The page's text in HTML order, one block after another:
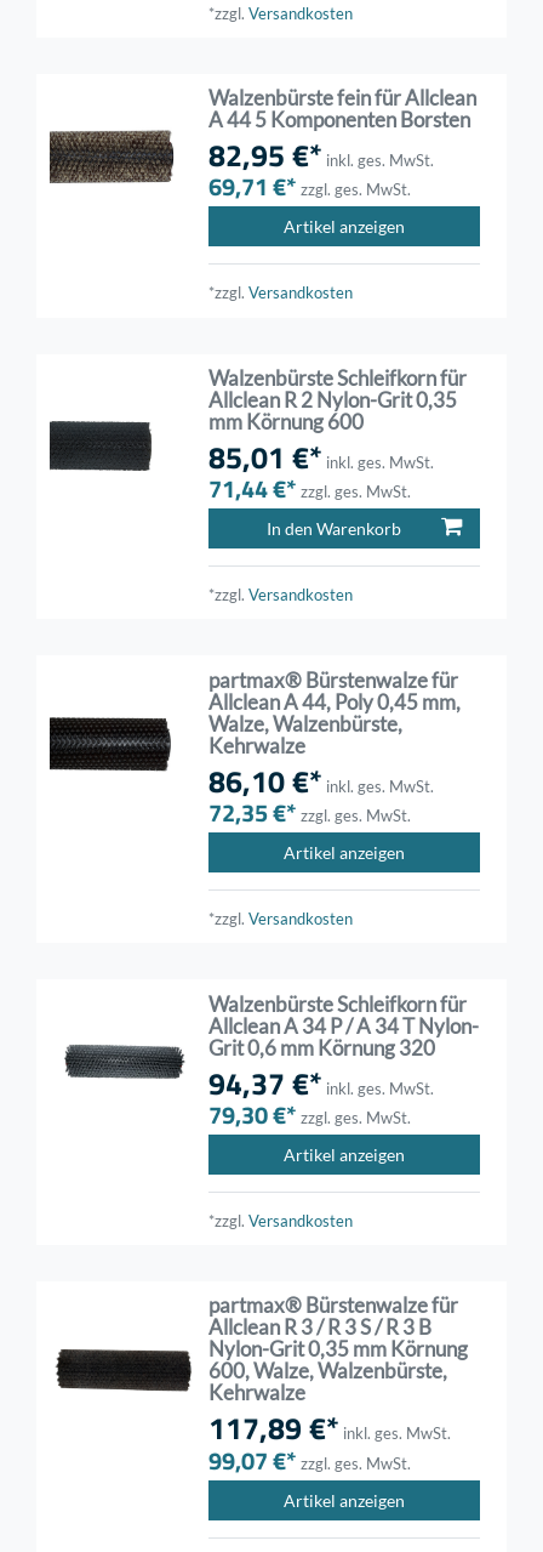
*zzgl.Versandkosten
Walzenbürste fein für Allclean
A 44 5 Komponenten Borsten
82,95 €* inkl. ges. MwSt.
69,71 €* zzgl. ges. MwSt.
Artikel anzeigen
*zzgl.Versandkosten
Walzenbürste Schleifkorn für
Allclean R 2 Nylon-Grit 0,35
mm Körnung 600
85,01 €* inkl. ges. MwSt.
71,44 €* zzgl. ges. MwSt.
In den Warenkorb
*zzgl.Versandkosten
partmax® Bürstenwalze für
Allclean A 44, Poly 0,45 mm,
Walze, Walzenbürste,
Kehrwalze
86,10 €* inkl. ges. MwSt.
72,35 €* zzgl. ges. MwSt.
Artikel anzeigen
*zzgl.Versandkosten
Walzenbürste Schleifkorn für
Allclean A 34 P / A 34 T Nylon-
Grit 0,6 mm Körnung 320
94,37 €* inkl. ges. MwSt.
79,30 €* zzgl. ges. MwSt.
Artikel anzeigen
*zzgl.Versandkosten
partmax® Bürstenwalze für
Allclean R 3 / R 3 S / R 3 B
Nylon-Grit 0,35 mm Körnung
600, Walze, Walzenbürste,
Kehrwalze
117,89 €* inkl. ges. MwSt.
99,07 €* zzgl. ges. MwSt.
Artikel anzeigen